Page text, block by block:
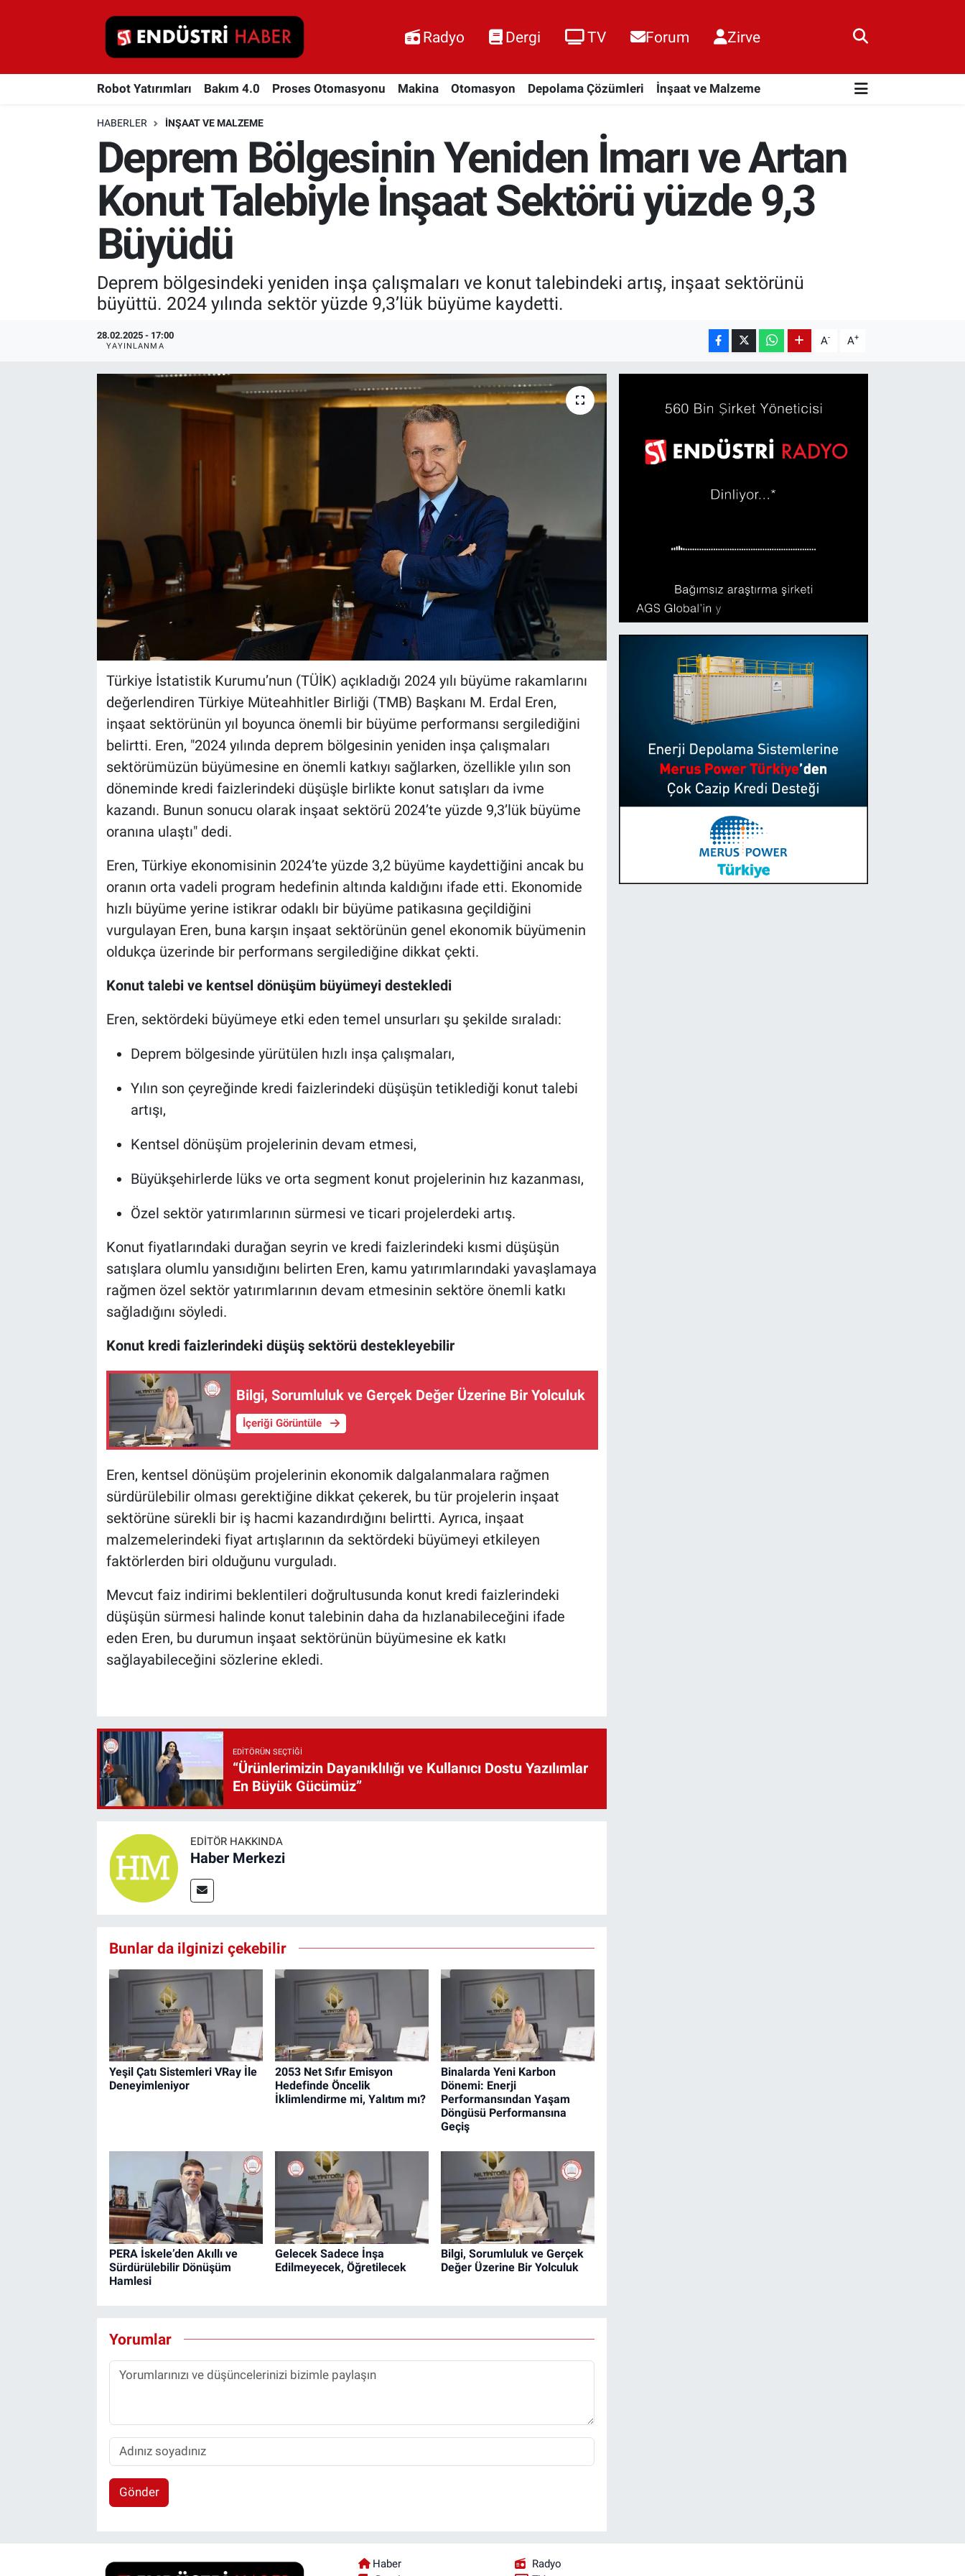
Radyo Dergi TV Forum Zirve
Robot Yatırımları Bakım 4.0 Proses Otomasyonu Makina Otomasyon Depolama Çözümleri İnşaat ve Malzeme
HABERLER İNŞAAT VE MALZEME
Deprem Bölgesinin Yeniden İmarı ve Artan
Konut Talebiyle İnşaat Sektörü yüzde 9,3
Büyüdü
Deprem bölgesindeki yeniden inşa çalışmaları ve konut talebindeki artış, inşaat sektörünü
büyüttü. 2024 yılında sektör yüzde 9,3’lük büyüme kaydetti.
28.02.2025 - 17:00
YAYINLANMA A- A+
Türkiye İstatistik Kurumu’nun (TÜİK) açıkladığı 2024 yılı büyüme rakamlarını
değerlendiren Türkiye Müteahhitler Birliği (TMB) Başkanı M. Erdal Eren,
inşaat sektörünün yıl boyunca önemli bir büyüme performansı sergilediğini
belirtti. Eren, "2024 yılında deprem bölgesinin yeniden inşa çalışmaları
sektörümüzün büyümesine en önemli katkıyı sağlarken, özellikle yılın son
döneminde kredi faizlerindeki düşüşle birlikte konut satışları da ivme
kazandı. Bunun sonucu olarak inşaat sektörü 2024’te yüzde 9,3’lük büyüme
oranına ulaştı" dedi.
Eren, Türkiye ekonomisinin 2024’te yüzde 3,2 büyüme kaydettiğini ancak bu
oranın orta vadeli program hedefinin altında kaldığını ifade etti. Ekonomide
hızlı büyüme yerine istikrar odaklı bir büyüme patikasına geçildiğini
vurgulayan Eren, buna karşın inşaat sektörünün genel ekonomik büyümenin
oldukça üzerinde bir performans sergilediğine dikkat çekti.
Konut talebi ve kentsel dönüşüm büyümeyi destekledi
Eren, sektördeki büyümeye etki eden temel unsurları şu şekilde sıraladı:
Deprem bölgesinde yürütülen hızlı inşa çalışmaları,
Yılın son çeyreğinde kredi faizlerindeki düşüşün tetiklediği konut talebi
artışı,
Kentsel dönüşüm projelerinin devam etmesi,
Büyükşehirlerde lüks ve orta segment konut projelerinin hız kazanması,
Özel sektör yatırımlarının sürmesi ve ticari projelerdeki artış.
Konut fiyatlarındaki durağan seyrin ve kredi faizlerindeki kısmi düşüşün
satışlara olumlu yansıdığını belirten Eren, kamu yatırımlarındaki yavaşlamaya
rağmen özel sektör yatırımlarının devam etmesinin sektöre önemli katkı
sağladığını söyledi.
Konut kredi faizlerindeki düşüş sektörü destekleyebilir
Bilgi, Sorumluluk ve Gerçek Değer Üzerine Bir Yolculuk
İçeriği Görüntüle
Eren, kentsel dönüşüm projelerinin ekonomik dalgalanmalara rağmen
sürdürülebilir olması gerektiğine dikkat çekerek, bu tür projelerin inşaat
sektörüne sürekli bir iş hacmi kazandırdığını belirtti. Ayrıca, inşaat
malzemelerindeki fiyat artışlarının da sektördeki büyümeyi etkileyen
faktörlerden biri olduğunu vurguladı.
Mevcut faiz indirimi beklentileri doğrultusunda konut kredi faizlerindeki
düşüşün sürmesi halinde konut talebinin daha da hızlanabileceğini ifade
eden Eren, bu durumun inşaat sektörünün büyümesine ek katkı
sağlayabileceğini sözlerine ekledi.
EDITÖRÜN SEÇTIĞI
“Ürünlerimizin Dayanıklılığı ve Kullanıcı Dostu Yazılımlar
En Büyük Gücümüz”
EDITÖR HAKKINDA
Haber Merkezi
Bunlar da ilginizi çekebilir
Yeşil Çatı Sistemleri VRay İle
Deneyimleniyor
2053 Net Sıfır Emisyon
Hedefinde Öncelik
İklimlendirme mi, Yalıtım mı?
Binalarda Yeni Karbon
Dönemi: Enerji
Performansından Yaşam
Döngüsü Performansına
Geçiş
PERA İskele’den Akıllı ve
Sürdürülebilir Dönüşüm
Hamlesi
Gelecek Sadece İnşa
Edilmeyecek, Öğretilecek
Bilgi, Sorumluluk ve Gerçek
Değer Üzerine Bir Yolculuk
Yorumlar
Gönder
Haber
Radyo
Robot Yatırımları
Proses Otomasyonu
Otomasyon
Depolama Çözümleri
İnşaat ve Malzeme
HaberOrtak
Enerjisini Üreten Fabrikalar